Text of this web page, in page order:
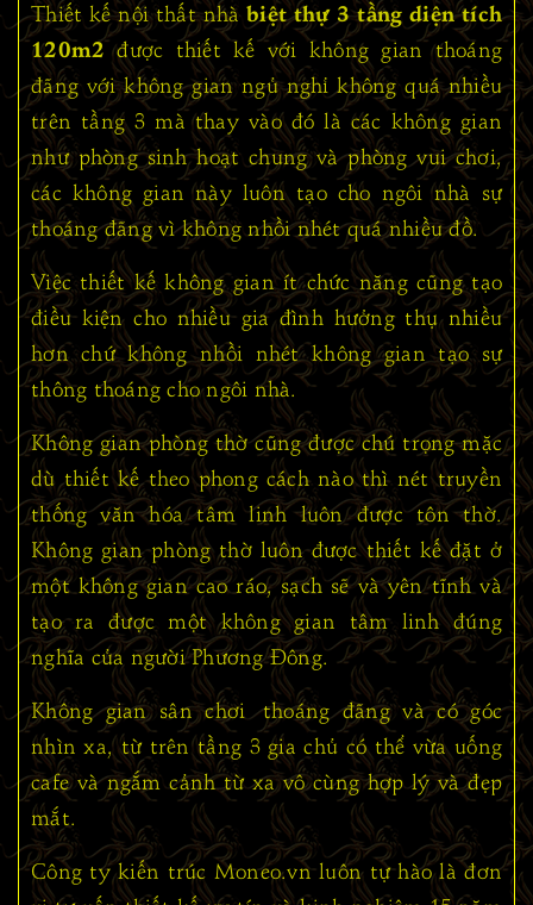
Thiết kế nội thất nhàbiệt thự 3 tầng diện tích
120m2được thiết kế với không gian thoáng
đãng với không gian ngủ nghỉ không quá nhiều
trên tầng 3 mà thay vào đó là các không gian
như phòng sinh hoạt chung và phòng vui chơi,
các không gian này luôn tạo cho ngôi nhà sự
thoáng đãng vì không nhồi nhét quá nhiều đồ.
Việc thiết kế không gian ít chức năng cũng tạo
điều kiện cho nhiều gia đình hưởng thụ nhiều
hơn chứ không nhồi nhét không gian tạo sự
thông thoáng cho ngôi nhà.
Không gian phòng thờ cũng được chú trọng mặc
dù thiết kế theo phong cách nào thì nét truyền
thống văn hóa tâm linh luôn được tôn thờ.
Không gian phòng thờ luôn được thiết kế đặt ở
một không gian cao ráo, sạch sẽ và yên tĩnh và
tạo ra được một không gian tâm linh đúng
nghĩa của người Phương Đông.
Không gian sân chơi thoáng đãng và có góc
nhìn xa, từ trên tầng 3 gia chủ có thể vừa uống
cafe và ngắm cảnh từ xa vô cùng hợp lý và đẹp
mắt.
Công ty kiến trúc Moneo.vn luôn tự hào là đơn